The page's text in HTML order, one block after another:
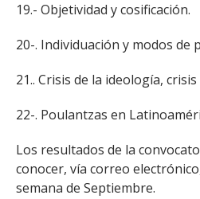
19.- Objetividad y cosificación.
20-. Individuación y modos de
21.. Crisis de la ideología,
22-. Poulantzas en
Los resultados de la
conocer, vía correo
semana de Septiembre.